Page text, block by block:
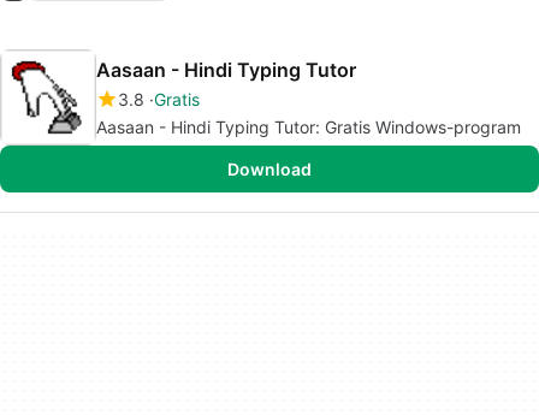
Aasaan - Hindi Typing Tutor
3.8 Gratis
Aasaan - Hindi Typing Tutor: Gratis Windows-program
Download